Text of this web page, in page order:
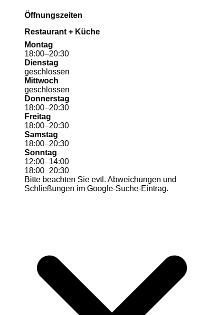
Öffnungszeiten
Restaurant + Küche
Montag
18:00–20:30
Dienstag
geschlossen
Mittwoch
geschlossen
Donnerstag
18:00–20:30
Freitag
18:00–20:30
Samstag
18:00–20:30
Sonntag
12:00–14:00
18:00–20:30
Bitte beachten Sie evtl. Abweichungen und
Schließungen im Google-Suche-Eintrag.